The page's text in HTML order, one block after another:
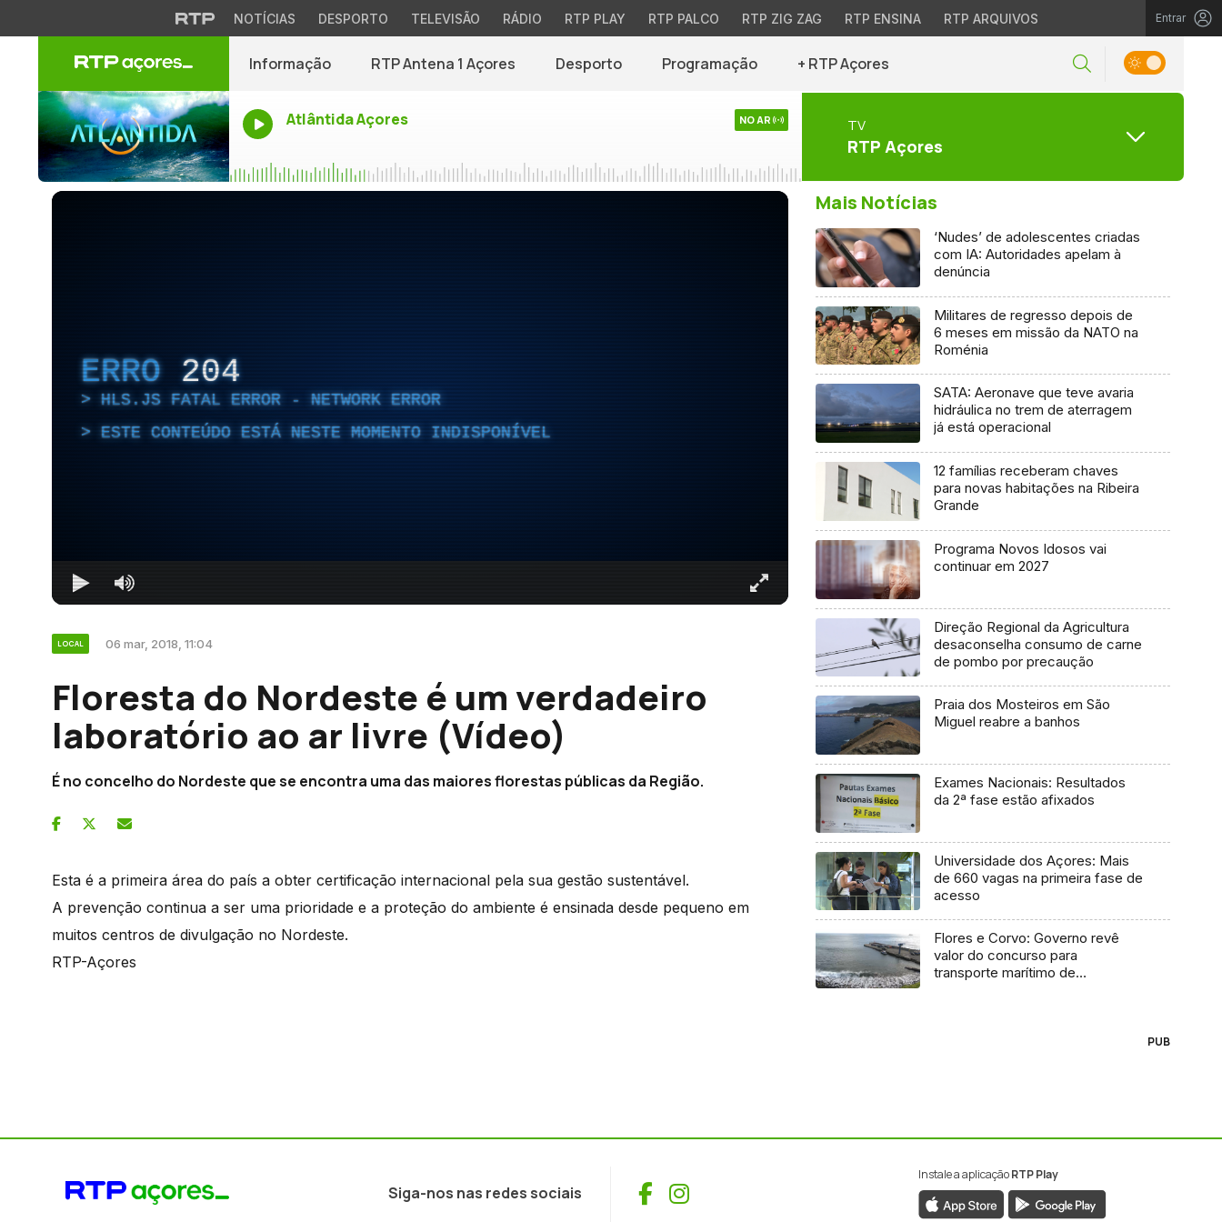
NOTÍCIAS DESPORTO TELEVISÃO RÁDIO RTP PLAY RTP PALCO RTP ZIG ZAG RTP ENSINA RTP ARQUIVOS Entrar
Informação RTP Antena 1 Açores Desporto Programação + RTP Açores
Atlântida Açores NO AR TV
RTP Açores
ERRO 204
HLS.JS FATAL ERROR - NETWORK ERROR
ESTE CONTEÚDO ESTÁ NESTE MOMENTO INDISPONÍVEL
LOCAL 06 mar, 2018, 11:04
Floresta do Nordeste é um verdadeiro
laboratório ao ar livre (Vídeo)
É no concelho do Nordeste que se encontra uma das maiores florestas públicas da Região.
Esta é a primeira área do país a obter certificação internacional pela sua gestão sustentável.
A prevenção continua a ser uma prioridade e a proteção do ambiente é ensinada desde pequeno em
muitos centros de divulgação no Nordeste.
RTP-Açores
Mais Notícias
‘Nudes’ de adolescentes criadas
com IA: Autoridades apelam à
denúncia
Militares de regresso depois de
6 meses em missão da NATO na
Roménia
SATA: Aeronave que teve avaria
hidráulica no trem de aterragem
já está operacional
12 famílias receberam chaves
para novas habitações na Ribeira
Grande
Programa Novos Idosos vai
continuar em 2027
Direção Regional da Agricultura
desaconselha consumo de carne
de pombo por precaução
Praia dos Mosteiros em São
Miguel reabre a banhos
Exames Nacionais: Resultados
da 2ª fase estão afixados
Universidade dos Açores: Mais
de 660 vagas na primeira fase de
acesso
Flores e Corvo: Governo revê
valor do concurso para
transporte marítimo de
PUB
Siga-nos nas redes sociais Facebook
Instagram
Instale a aplicaçãoRTP Play